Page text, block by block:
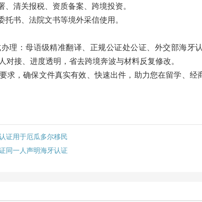
、清关报税、资质备案、跨境投资。
托书、法院文书等境外采信使用。
理：母语级精准翻译、正规公证处公证、外交部海牙
对接、进度透明，省去跨境奔波与材料反复修改。
求，确保文件真实有效、快速出件，助力您在留学、经
证用于厄瓜多尔移民
同一人声明海牙认证